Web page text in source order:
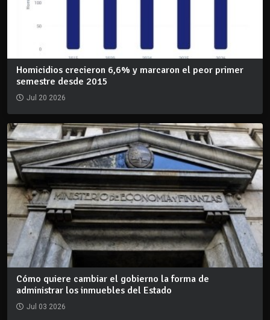
Homicidios crecieron 6,6% y marcaron el peor primer
semestre desde 2015
Jul 20 2026
Cómo quiere cambiar el gobierno la forma de
administrar los inmuebles del Estado
Jul 03 2026